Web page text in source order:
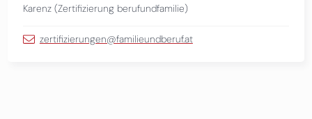
Karenz (Zertifizierung berufundfamilie)
zertifizierungen@familieundberuf.at